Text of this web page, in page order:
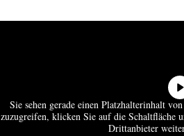
Sie sehen gerade einen Platzhalterinhalt von
zuzugreifen, klicken Sie auf die Schaltfläche
Drittanbieter